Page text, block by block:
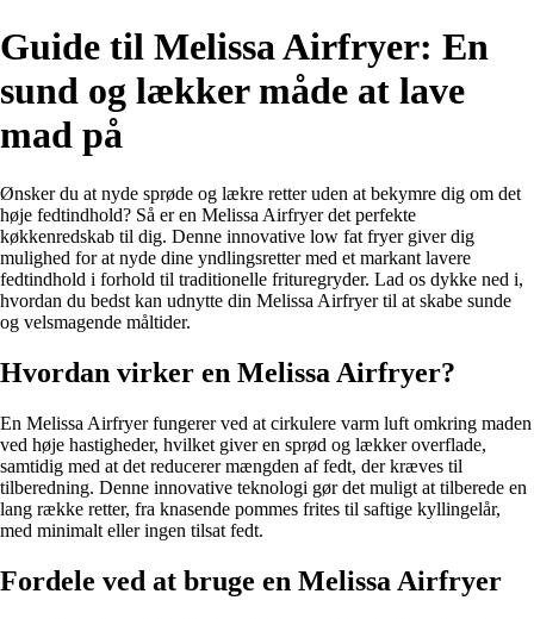
Guide til Melissa Airfryer: En
sund og lækker måde at lave
mad på
Ønsker du at nyde sprøde og lækre retter uden at bekymre dig om det
høje fedtindhold? Så er en Melissa Airfryer det perfekte
køkkenredskab til dig. Denne innovative low fat fryer giver dig
mulighed for at nyde dine yndlingsretter med et markant lavere
fedtindhold i forhold til traditionelle frituregryder. Lad os dykke ned i,
hvordan du bedst kan udnytte din Melissa Airfryer til at skabe sunde
og velsmagende måltider.
Hvordan virker en Melissa Airfryer?
En Melissa Airfryer fungerer ved at cirkulere varm luft omkring maden
ved høje hastigheder, hvilket giver en sprød og lækker overflade,
samtidig med at det reducerer mængden af fedt, der kræves til
tilberedning. Denne innovative teknologi gør det muligt at tilberede en
lang række retter, fra knasende pommes frites til saftige kyllingelår,
med minimalt eller ingen tilsat fedt.
Fordele ved at bruge en Melissa Airfryer